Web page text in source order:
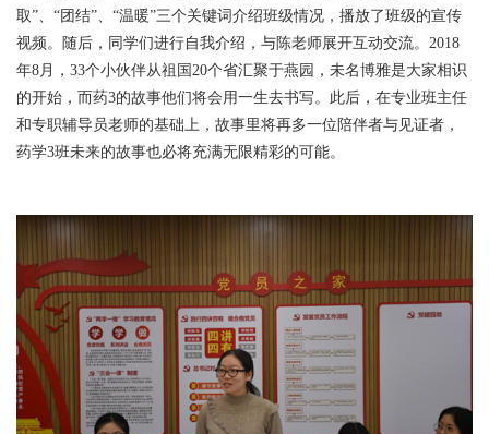
取”、“团结”、“温暖”三个关键词介绍班级情况，播放了班级的宣传
视频。随后，同学们进行自我介绍，与陈老师展开互动交流。2018
年8月，33个小伙伴从祖国20个省汇聚于燕园，未名博雅是大家相识
的开始，而药3的故事他们将会用一生去书写。此后，在专业班主任
和专职辅导员老师的基础上，故事里将再多一位陪伴者与见证者，
药学3班未来的故事也必将充满无限精彩的可能。